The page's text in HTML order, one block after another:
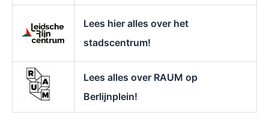
Lees hier alles over het
stadscentrum!
Lees alles over RAUM op
Berlijnplein!